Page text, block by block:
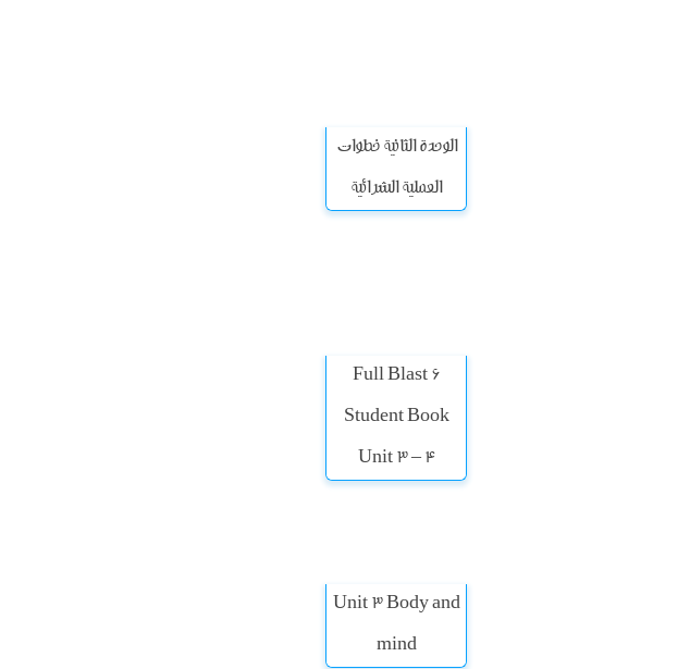
الوحدة الثانية خطوات
العملية الشرائية
Full Blast 6
Student Book
Unit 3 – 4
Unit 3 Body and
mind